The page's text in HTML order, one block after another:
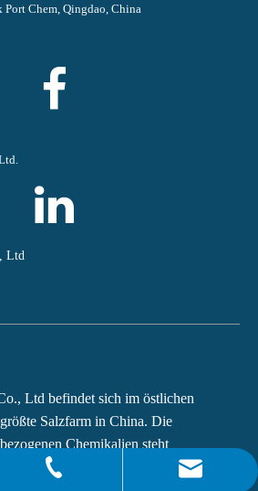
0086-532-85708217
4008266163-82717
info@hiseachem.com
Chem, Qingdao, China
Ltd
Ltd befindet sich im östlichen
Salzfarm in China. Die
Chemikalien steht
Hauptprodukte von...